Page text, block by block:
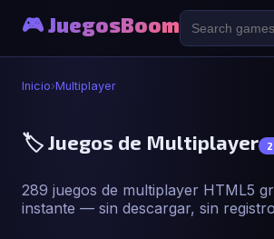
🎮 JuegosBoom
Inicio›Multiplayer
🏷️ Juegos de Multiplayer
289 juegos de multiplayer HTML5
instante — sin descargar, sin